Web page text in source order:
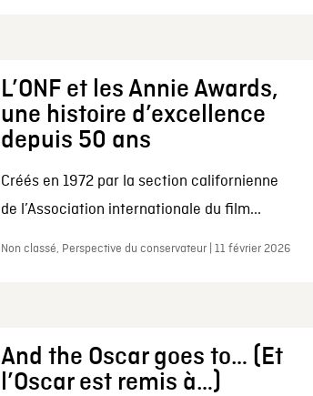
L’ONF et les Annie Awards,
une histoire d’excellence
depuis 50 ans
Créés en 1972 par la section californienne
de l’Association internationale du film...
Non classé, Perspective du conservateur | 11 février 2026
And the Oscar goes to… (Et
l’Oscar est remis à…)